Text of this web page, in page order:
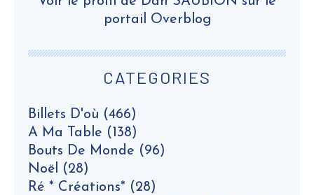
CATEGORIES
Billets D'où (466)
A Ma Table (138)
Bouts De Monde (96)
Noël (28)
Ré * Créations* (28)
portail Overblog